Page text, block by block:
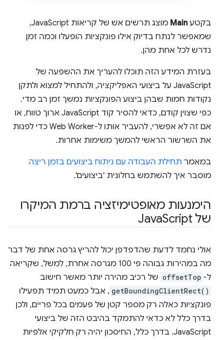
בקטע Main
מוצג תרשים אש של קריאות JavaScript,
שמאפשר לנתח בדיוק אילו פונקציות הופעלו וכמה זמן
נדרש לכל אחת מהן.
בעזרת המידע הזה תוכלו להעריך את ההשפעה של
JavaScript על ביצועי האפליקציה, ולהתחיל למצוא ולתקן
נקודות חמות שבהן ביצוע הפונקציות נמשך זמן רב מדי.
כפי שצוין קודם, כדאי להסיר קוד JavaScript ארוך טווח, או
אם זה לא אפשרי, להעביר אותו ל-Web Worker כדי לפנות
את השרשור הראשי להמשך משימות אחרות.
במאמר תחילת העבודה עם ניתוח ביצועים בזמן ריצה
מוסבר איך להשתמש בחלונית 'ביצועים'.
הימנעות מאופטימיזציה ברמת המיקרו
של Java Script
אולי נחמד לדעת שהדפדפן יכול להריץ גרסה אחת של דבר
מה במהירות גבוהה פי 100 מגרסה אחרת, למשל, שקריאה
ל- offsetTop של רכיב מהירה יותר מאשר חישוב
getBoundingClientRect() , אבל כמעט תמיד תפעילו
פונקציות כאלה רק מספר קטן של פעמים בכל פריים, ולכן
בדרך כלל לא כדאי להתמקד בהיבט הזה של ביצועי
JavaScript. בדרך כלל, החיסכון יהיה רק חלקיקי אלפיות